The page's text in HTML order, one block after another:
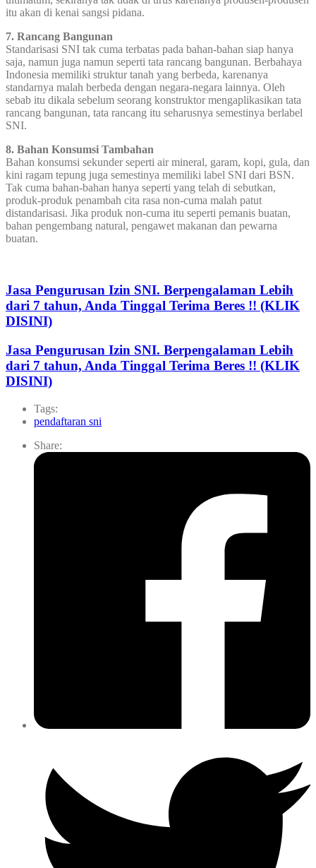
itu akan di kenai sangsi pidana.
7. Rancang Bangunan
Standarisasi SNI tak cuma terbatas pada bahan-bahan siap hanya
saja, namun juga namun seperti tata rancang bangunan. Berbahaya
Indonesia memiliki struktur tanah yang berbeda, karenanya
standarnya malah berbeda dengan negara-negara lainnya. Oleh
sebab itu dikala sebelum seorang konstruktor mengaplikasikan tata
rancang bangunan, tata rancang itu seharusnya semestinya berlabel
SNI.
8. Bahan Konsumsi Tambahan
Bahan konsumsi sekunder seperti air mineral, garam, kopi, gula, dan
kini ragam tepung juga semestinya memiliki label SNI dari BSN.
Tak cuma bahan-bahan hanya seperti yang telah di sebutkan,
produk-produk penambah cita rasa non-cuma malah patut
distandarisasi. Jika produk non-cuma itu seperti pemanis buatan,
bahan pengembang natural, pengawet makanan dan pewarna
buatan.
Jasa Pengurusan Izin SNI. Berpengalaman Lebih
dari 7 tahun, Anda Tinggal Terima Beres !! (KLIK
DISINI)
Jasa Pengurusan Izin SNI. Berpengalaman Lebih
dari 7 tahun, Anda Tinggal Terima Beres !! (KLIK
DISINI)
Tags:
pendaftaran sni
Share: